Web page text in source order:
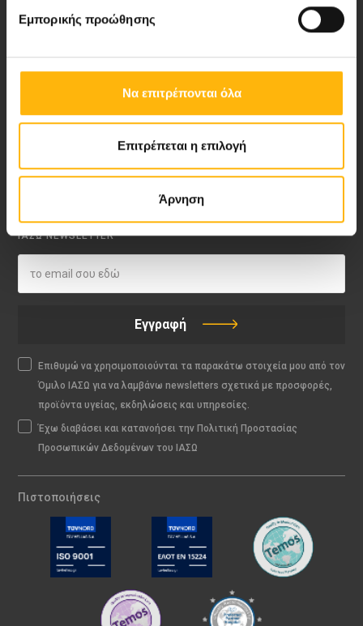
Εμπορικής προώθησης
Να επιτρέπονται όλα
Επιτρέπεται η επιλογή
Άρνηση
Video Gallery
My Life Magazine
Medical Directory
ΑΚΟΛΟΥΘΗΣΤΕ ΜΑΣ
ΙΑΣΩ NEWSLETTER
Εγγραφή
Επιθυμώ να χρησιμοποιούνται τα παρακάτω στοιχεία μου από τον
Όμιλο ΙΑΣΩ για να λαμβάνω newsletters σχετικά με προσφορές,
προϊόντα υγείας, εκδηλώσεις και υπηρεσίες.
Έχω διαβάσει και κατανοήσει την Πολιτική Προστασίας
Προσωπικών Δεδομένων του ΙΑΣΩ
Πιστοποιήσεις